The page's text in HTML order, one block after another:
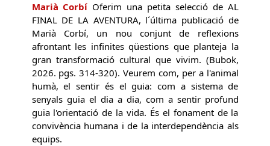
Marià Corbí Oferim una petita selecció de AL
FINAL DE LA AVENTURA, l´última publicació de
Marià Corbí, un nou conjunt de reflexions
afrontant les infinites qüestions que planteja la
gran transformació cultural que vivim. (Bubok,
2026. pgs. 314-320). Veurem com, per a l'animal
humà, el sentir és el guia: com a sistema de
senyals guia el dia a dia, com a sentir profund
guia l'orientació de la vida. És el fonament de la
convivència humana i de la interdependència als
equips.